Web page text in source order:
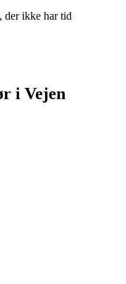
der ikke har tid
i Vejen